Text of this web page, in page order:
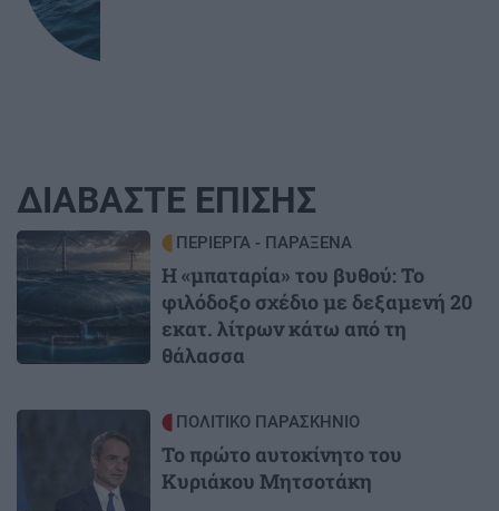
ΔΙΑΒΑΣΤΕ ΕΠΙΣΗΣ
Image ΠΕΡΙΕΡΓΑ - ΠΑΡΑΞΕΝΑ
Η «μπαταρία» του βυθού: Το
φιλόδοξο σχέδιο με δεξαμενή 20
εκατ. λίτρων κάτω από τη
θάλασσα
ΠΟΛΙΤΙΚΟ ΠΑΡΑΣΚΗΝΙΟ
Το πρώτο αυτοκίνητο του
Κυριάκου Μητσοτάκη